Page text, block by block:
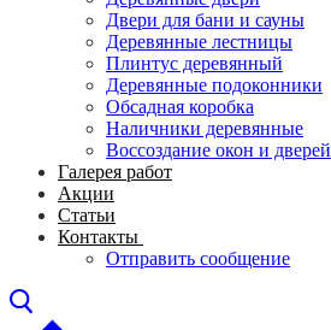
Двери для бани и сауны
Деревянные лестницы
Плинтус деревянный
Деревянные подоконники
Обсадная коробка
Наличники деревянные
Воссоздание окон и дверей
Галерея работ
Акции
Статьи
Контакты
Отправить сообщение